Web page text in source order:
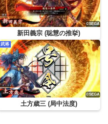
新田義宗 (聡慧の推挙)
武将
土方歳三 (局中法度)